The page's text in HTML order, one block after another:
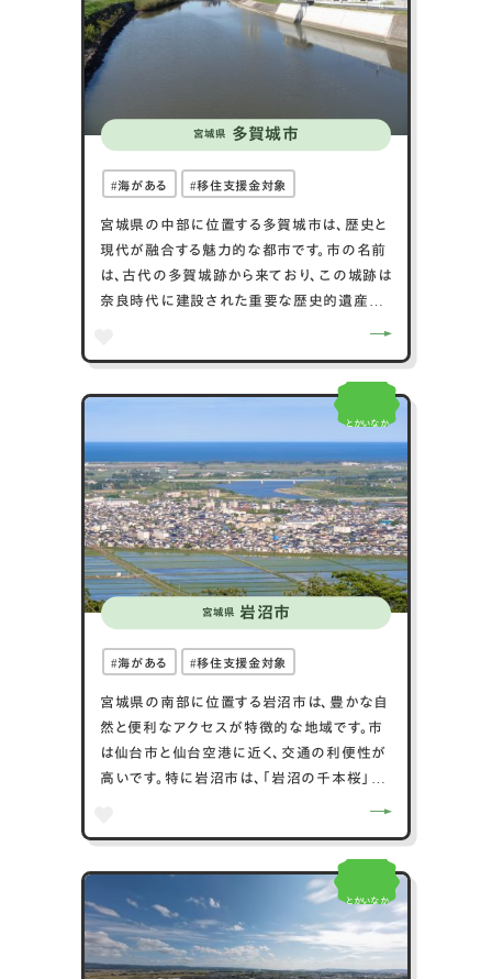
宮城県 多賀城市
海がある 移住支援金対象
宮城県の中部に位置する多賀城市は、歴史と
現代が融合する魅力的な都市です。市の名前
は、古代の多賀城跡から来ており、この城跡は
奈良時代に建設された重要な歴史的遺産で
を兼ね備えています。また、市内には美しい公
園や自然スポットが豊富で、住民や訪問者に
憩いの場を提供しています。多賀城市はその
歴史的背景と現代の生活が調和した、魅力的
な都市環境を持つ場所です。
宮城県 岩沼市
とかいなか
海がある 移住支援金対象
宮城県の南部に位置する岩沼市は、豊かな自
然と便利なアクセスが特徴的な地域です。市
は仙台市と仙台空港に近く、交通の利便性が
高いです。特に岩沼市は、「岩沼の千本桜」と
質な農産物が多くの人々に愛されています。
自然と都市生活が融合する岩沼市は、居住や
訪問に魅力的な選択肢を提供しています。
とかいなか